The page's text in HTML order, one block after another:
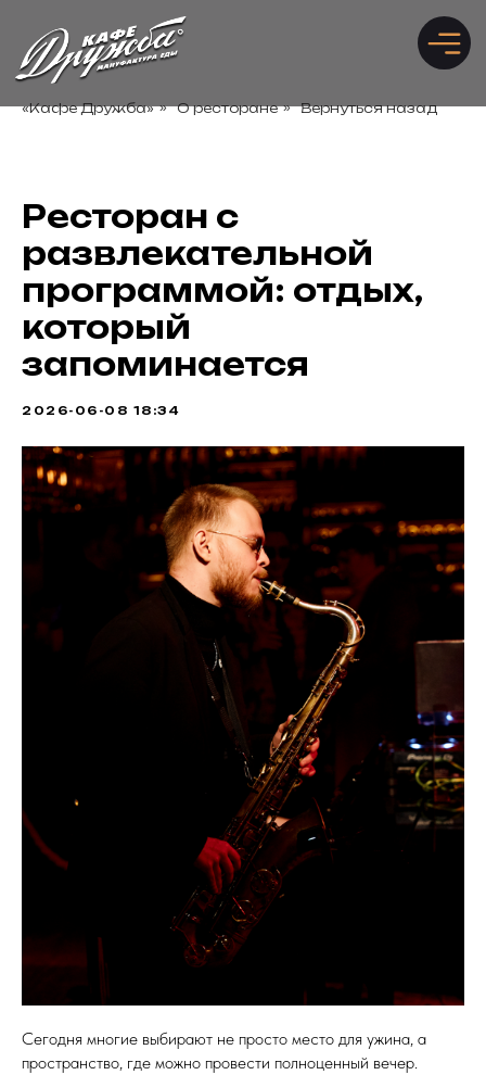
«Кафе Дружба» » О ресторане » Вернуться назад
Ресторан с
развлекательной
программой: отдых,
который
запоминается
2026-06-08 18:34
Сегодня многие выбирают не просто место для ужина, а
пространство, где можно провести полноценный вечер.